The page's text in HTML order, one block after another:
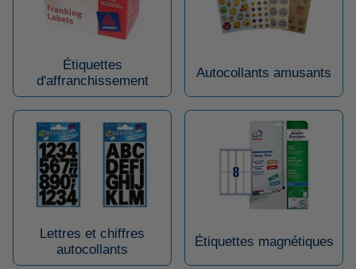
Étiquettes
d'affranchissement
Autocollants amusants
Lettres et chiffres
autocollants
Étiquettes magnétiques